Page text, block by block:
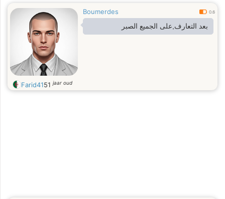
Boumerdes 0.6
بعد التعارف,على الجميع الصبر
Farid4151jaar oud